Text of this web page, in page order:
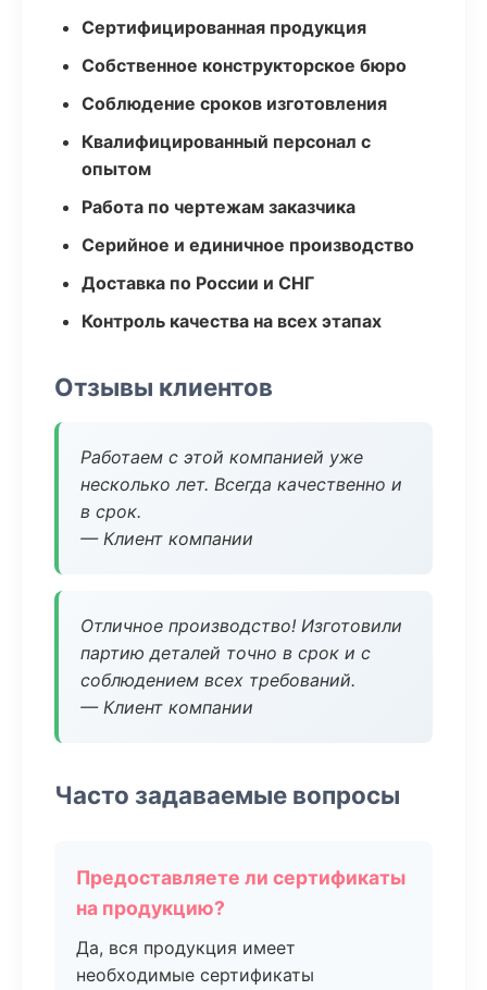
Сертифицированная продукция
Собственное конструкторское бюро
Соблюдение сроков изготовления
Квалифицированный персонал с
опытом
Работа по чертежам заказчика
Серийное и единичное производство
Доставка по России и СНГ
Контроль качества на всех этапах
Отзывы клиентов
Работаем с этой компанией уже
несколько лет. Всегда качественно и
в срок.
— Клиент компании
Отличное производство! Изготовили
партию деталей точно в срок и с
соблюдением всех требований.
— Клиент компании
Часто задаваемые вопросы
Предоставляете ли сертификаты
на продукцию?
Да, вся продукция имеет
необходимые сертификаты